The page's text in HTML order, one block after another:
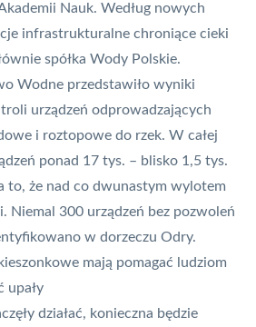
Nauk. Według nowych
infrastrukturalne chroniące cieki
spółka Wody Polskie.
Wodne przedstawiło wyniki
urządzeń odprowadzających
i roztopowe do rzek. W całej
ponad 17 tys. – blisko 1,5 tys.
to, że nad co dwunastym wylotem
Niemal 300 urządzeń bez pozwoleń
w dorzeczu Odry.
mają pomagać ludziom
upały
działać, konieczna będzie